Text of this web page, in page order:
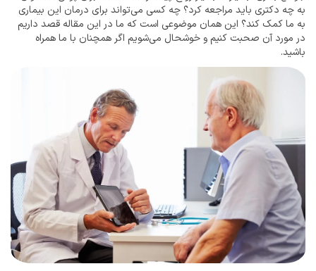
به چه دکتری باید مراجعه کرد؟ چه کسی می‌تواند برای درمان این بیماری
به ما کمک کند؟ این همان موضوعی است که ما در این مقاله قصد داریم
در مورد آن صحبت کنیم و خوشحال می‌شویم اگر همچنان با ما همراه
باشید.